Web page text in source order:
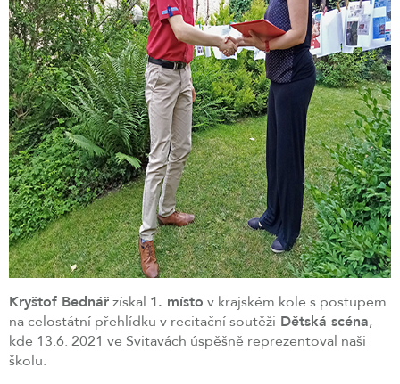
Kryštof Bednářzískal 1. místo v krajském kole s postupem
na celostátní přehlídku v recitační soutěži Dětská scéna,
kde 13.6. 2021 ve Svitavách úspěšně reprezentoval naši
školu.